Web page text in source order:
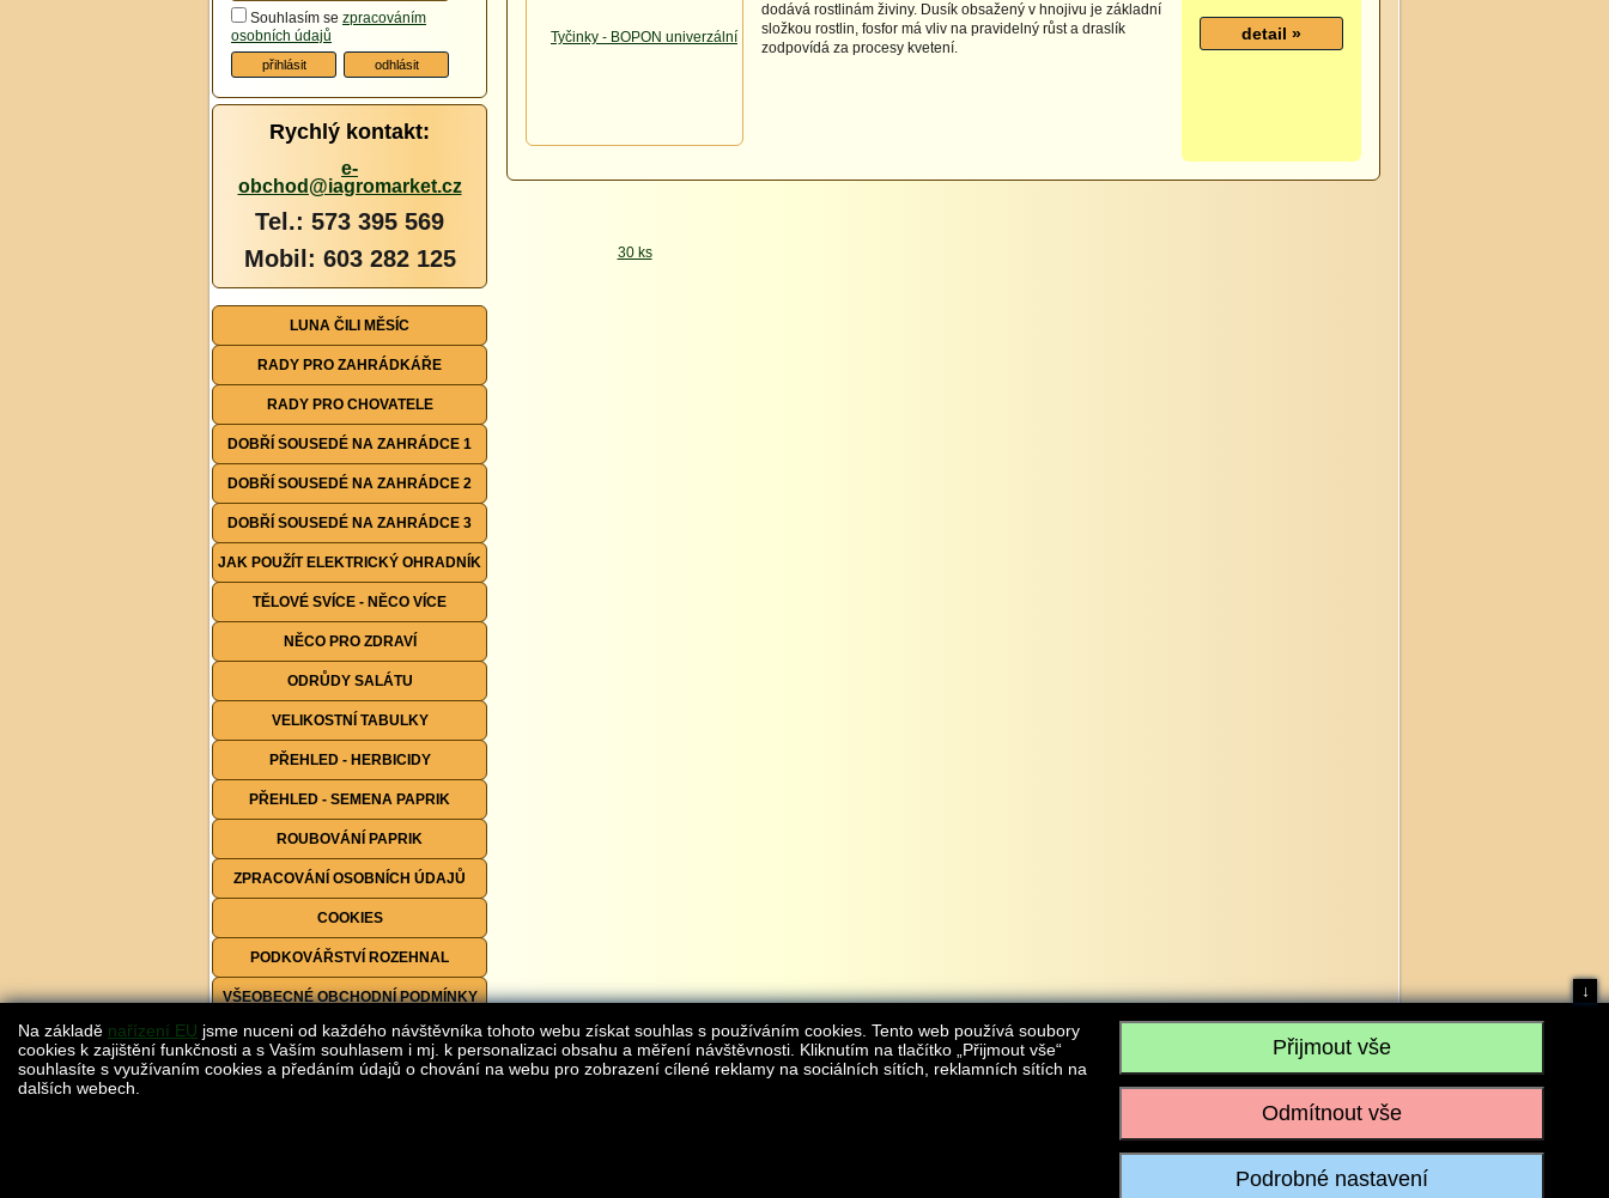
Souhlasím se zpracováním
osobních údajů
Rychlý kontakt:
e-
obchod@iagromarket.cz
Tel.: 573 395 569
Mobil: 603 282 125
LUNA ČILI MĚSÍC
RADY PRO ZAHRÁDKÁŘE
RADY PRO CHOVATELE
DOBŘÍ SOUSEDÉ NA ZAHRÁDCE 1
DOBŘÍ SOUSEDÉ NA ZAHRÁDCE 2
DOBŘÍ SOUSEDÉ NA ZAHRÁDCE 3
JAK POUŽÍT ELEKTRICKÝ OHRADNÍK
TĚLOVÉ SVÍCE - NĚCO VÍCE
NĚCO PRO ZDRAVÍ
ODRŮDY SALÁTU
VELIKOSTNÍ TABULKY
PŘEHLED - HERBICIDY
PŘEHLED - SEMENA PAPRIK
ROUBOVÁNÍ PAPRIK
ZPRACOVÁNÍ OSOBNÍCH ÚDAJŮ
COOKIES
PODKOVÁŘSTVÍ ROZEHNAL
VŠEOBECNÉ OBCHODNÍ PODMÍNKY
FORMULÁŘE KE STAŽENÍ
dodává rostlinám živiny. Dusík obsažený v hnojivu je základní
složkou rostlin, fosfor má vliv na pravidelný růst a draslík
zodpovídá za procesy kvetení.
je AGROMARKET IRSI s.r.o., IČO: 28304845, se sídlem č.p. 17, 768 75 Loukov
Realizace:w-software.com
Na základě nařízení EU jsme nuceni od každého návštěvníka tohoto webu získat souhlas s používáním cookies. Tento web používá soubory
cookies k zajištění funkčnosti a s Vaším souhlasem i mj. k personalizaci obsahu a měření návštěvnosti. Kliknutím na tlačítko „Přijmout vše“
souhlasíte s využívaním cookies a předáním údajů o chování na webu pro zobrazení cílené reklamy na sociálních sítích, reklamních sítích na
dalších webech.
↓